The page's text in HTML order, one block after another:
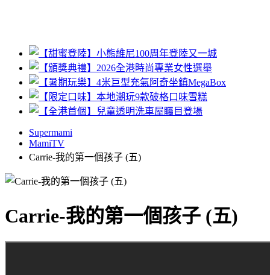
Supermami
MamiTV
Carrie-我的第一個孩子 (五)
Carrie-我的第一個孩子 (五)